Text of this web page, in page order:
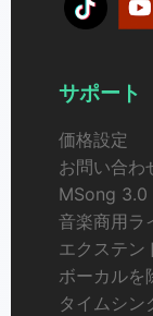
サポート
価格設定
お問い合わ
MSong 3.0
音楽商用ラ
エクステン
ボーカルを
タイムシン